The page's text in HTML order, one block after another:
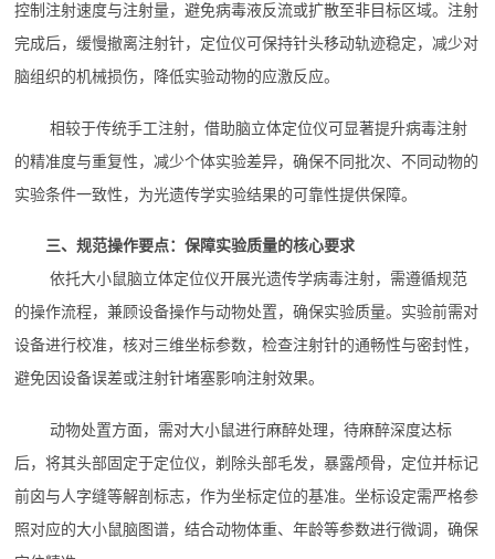
控制注射速度与注射量，避免病毒液反流或扩散至非目标区域。注射
完成后，缓慢撤离注射针，定位仪可保持针头移动轨迹稳定，减少对
脑组织的机械损伤，降低实验动物的应激反应。
相较于传统手工注射，借助脑立体定位仪可显著提升病毒注射
的精准度与重复性，减少个体实验差异，确保不同批次、不同动物的
实验条件一致性，为光遗传学实验结果的可靠性提供保障。
三、规范操作要点：保障实验质量的核心要求
依托大小鼠脑立体定位仪开展光遗传学病毒注射，需遵循规范
的操作流程，兼顾设备操作与动物处置，确保实验质量。实验前需对
设备进行校准，核对三维坐标参数，检查注射针的通畅性与密封性，
避免因设备误差或注射针堵塞影响注射效果。
动物处置方面，需对大小鼠进行麻醉处理，待麻醉深度达标
后，将其头部固定于定位仪，剃除头部毛发，暴露颅骨，定位并标记
前囟与人字缝等解剖标志，作为坐标定位的基准。坐标设定需严格参
照对应的大小鼠脑图谱，结合动物体重、年龄等参数进行微调，确保